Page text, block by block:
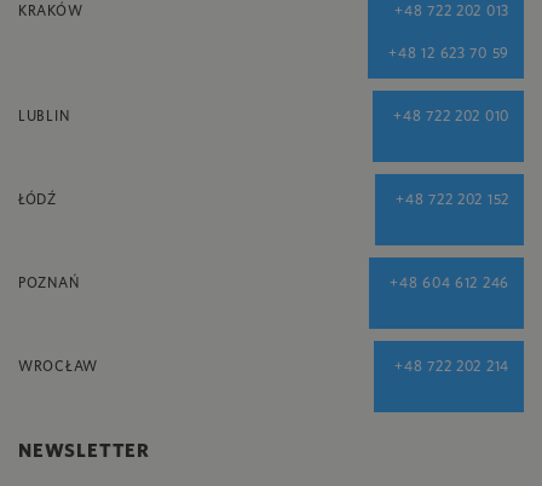
KRAKÓW +48 722 202 013
+48 12 623 70 59
LUBLIN +48 722 202 010
ŁÓDŹ +48 722 202 152
POZNAŃ +48 604 612 246
WROCŁAW +48 722 202 214
NEWSLETTER